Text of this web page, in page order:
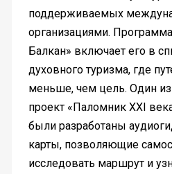
поддерживаемых
организациями.
Балкан» включает его в
духовного туризма, где
меньше, чем цель. Один
проект «Паломник XXI
были разработаны
карты, позволяющие
исследовать маршрут и